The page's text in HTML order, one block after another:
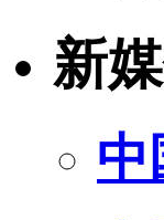
新
中